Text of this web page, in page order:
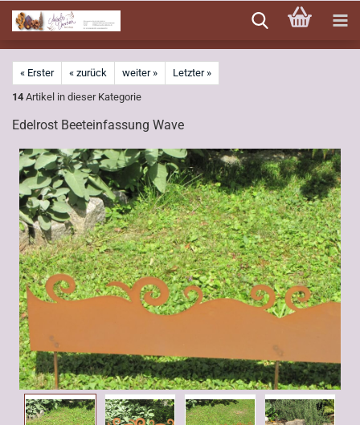
zum
Hauptinhalt
« Erster « zurück weiter »
Letzter »
14 Artikel in dieser Kategorie
Edelrost Beeteinfassung Wave